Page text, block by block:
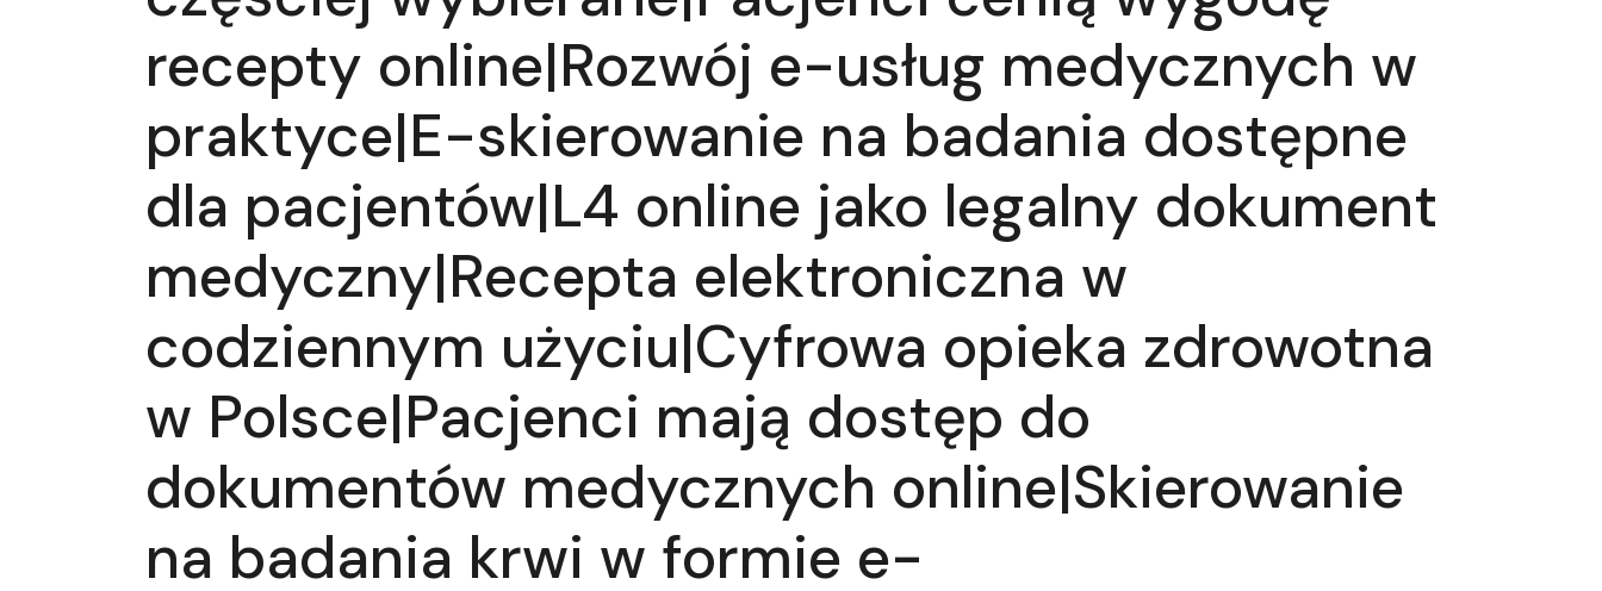
recepty online|Rozwój e-usług medycznych w
praktyce|E-skierowanie na badania dostępne
dla pacjentów|L4 online jako legalny dokument
medyczny|Recepta elektroniczna w
codziennym użyciu|Cyfrowa opieka zdrowotna
w Polsce|Pacjenci mają dostęp do
dokumentów medycznych online|Skierowanie
na badania krwi w formie e-